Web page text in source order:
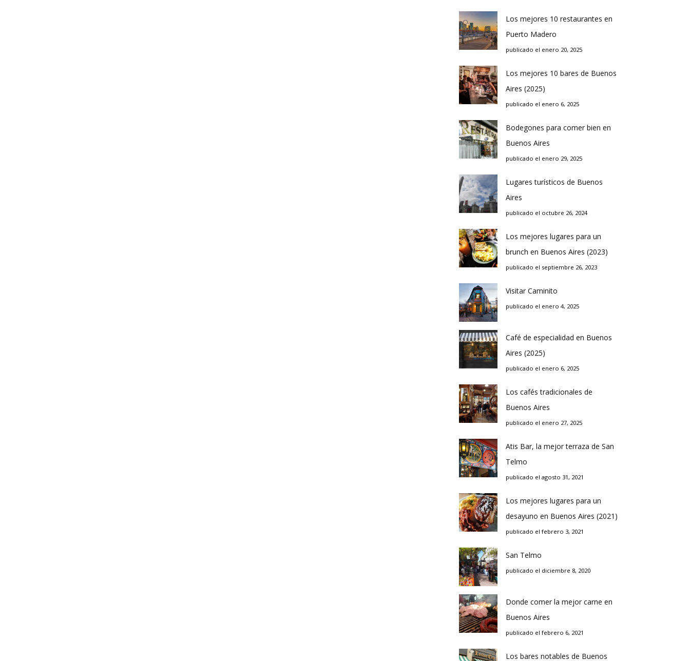
Los mejores 10 restaurantes en
Puerto Madero
publicado el enero 20, 2025
Los mejores 10 bares de Buenos
Aires (2025)
publicado el enero 6, 2025
Bodegones para comer bien en
Buenos Aires
publicado el enero 29, 2025
Lugares turísticos de Buenos
Aires
publicado el octubre 26, 2024
Los mejores lugares para un
brunch en Buenos Aires (2023)
publicado el septiembre 26, 2023
Visitar Caminito
publicado el enero 4, 2025
Café de especialidad en Buenos
Aires (2025)
publicado el enero 6, 2025
Los cafés tradicionales de
Buenos Aires
publicado el enero 27, 2025
Atis Bar, la mejor terraza de San
Telmo
publicado el agosto 31, 2021
Los mejores lugares para un
desayuno en Buenos Aires (2021)
publicado el febrero 3, 2021
San Telmo
publicado el diciembre 8, 2020
Donde comer la mejor carne en
Buenos Aires
publicado el febrero 6, 2021
Los bares notables de Buenos